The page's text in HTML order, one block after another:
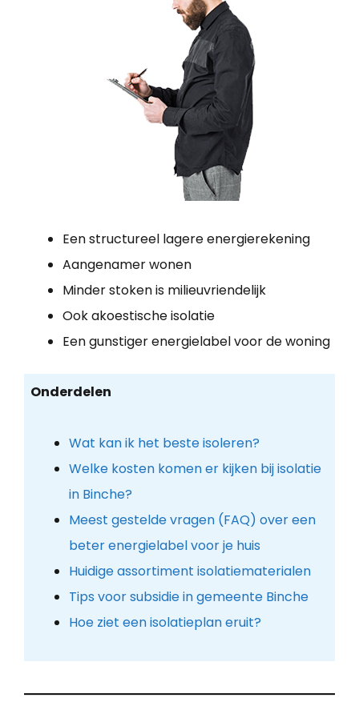
Een structureel lagere energierekening
Aangenamer wonen
Minder stoken is milieuvriendelijk
Ook akoestische isolatie
Een gunstiger energielabel voor de woning
Onderdelen
Wat kan ik het beste isoleren?
Welke kosten komen er kijken bij isolatie
in Binche?
Meest gestelde vragen (FAQ) over een
beter energielabel voor je huis
Huidige assortiment isolatiematerialen
Tips voor subsidie in gemeente Binche
Hoe ziet een isolatieplan eruit?